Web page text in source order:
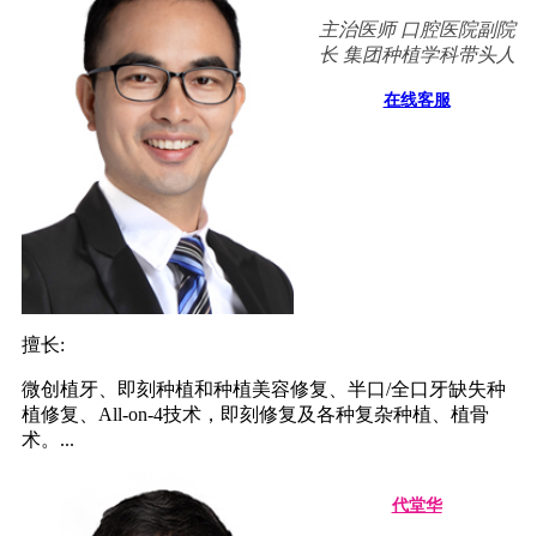
主治医师 口腔医院副院
长 集团种植学科带头人
在线客服
擅长:
微创植牙、即刻种植和种植美容修复、半口/全口牙缺失种
植修复、All-on-4技术，即刻修复及各种复杂种植、植骨
术。...
代堂华